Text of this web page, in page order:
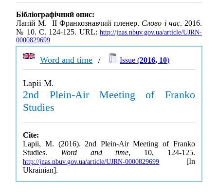
Бібліографічний опис:
Лапій М. II Франкознавчий пленер. Слово і час. 2016.
№ 10. С. 124-125. URL: http://jnas.nbuv.gov.ua/article/UJRN-
0000829699
Word and time / Issue (2016, 10)
Lapii M.
2nd Plein-Air Meeting of Franko
Studies
Cite:
Lapii, M. (2016). 2nd Plein-Air Meeting of Franko
Studies. Word and time, 10, 124-125.
http://jnas.nbuv.gov.ua/article/UJRN-0000829699 [In
Ukrainian].